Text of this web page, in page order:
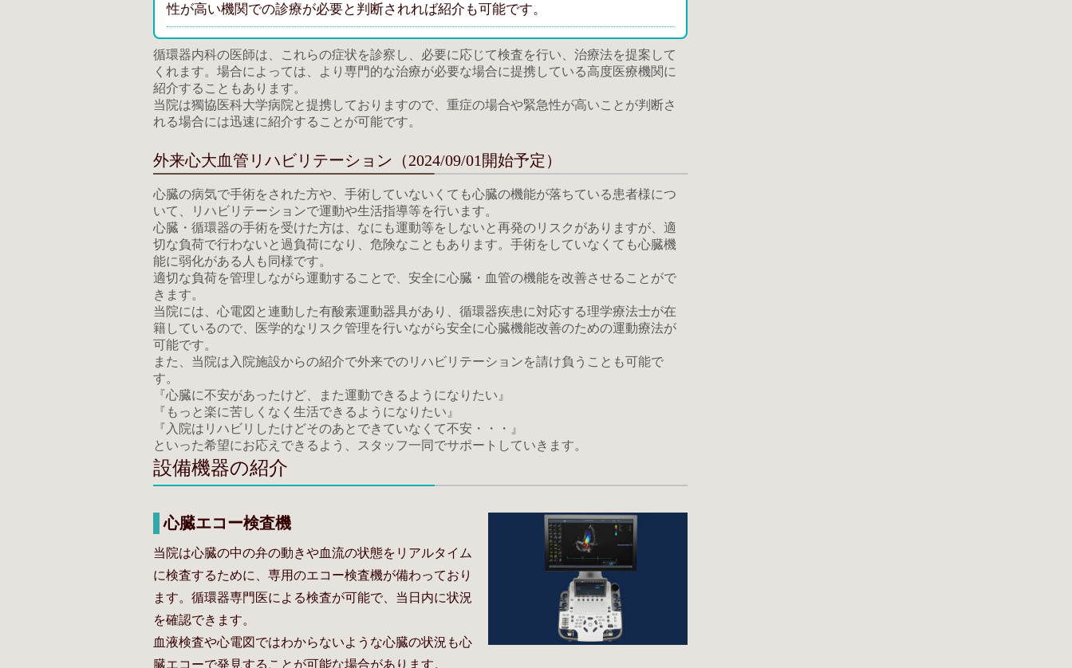
性が高い機関での診療が必要と判断されれば紹介も可能です。
循環器内科の医師は、これらの症状を診察し、必要に応じて検査を行い、治療法を提案して
くれます。場合によっては、より専門的な治療が必要な場合に提携している高度医療機関に
紹介することもあります。
当院は獨協医科大学病院と提携しておりますので、重症の場合や緊急性が高いことが判断さ
れる場合には迅速に紹介することが可能です。
外来心大血管リハビリテーション（2024/09/01開始予定）
心臓の病気で手術をされた方や、手術していないくても心臓の機能が落ちている患者様につ
いて、リハビリテーションで運動や生活指導等を行います。
心臓・循環器の手術を受けた方は、なにも運動等をしないと再発のリスクがありますが、適
切な負荷で行わないと過負荷になり、危険なこともあります。手術をしていなくても心臓機
能に弱化がある人も同様です。
適切な負荷を管理しながら運動することで、安全に心臓・血管の機能を改善させることがで
きます。
当院には、心電図と連動した有酸素運動器具があり、循環器疾患に対応する理学療法士が在
籍しているので、医学的なリスク管理を行いながら安全に心臓機能改善のための運動療法が
可能です。
また、当院は入院施設からの紹介で外来でのリハビリテーションを請け負うことも可能で
す。
『心臓に不安があったけど、また運動できるようになりたい』
『もっと楽に苦しくなく生活できるようになりたい』
『入院はリハビリしたけどそのあとできていなくて不安・・・』
といった希望にお応えできるよう、スタッフ一同でサポートしていきます。
設備機器の紹介
心臓エコー検査機
当院は心臓の中の弁の動きや血流の状態をリアルタイム
に検査するために、専用のエコー検査機が備わっており
ます。循環器専門医による検査が可能で、当日内に状況
を確認できます。
血液検査や心電図ではわからないような心臓の状況も心
臓エコーで発見することが可能な場合があります。